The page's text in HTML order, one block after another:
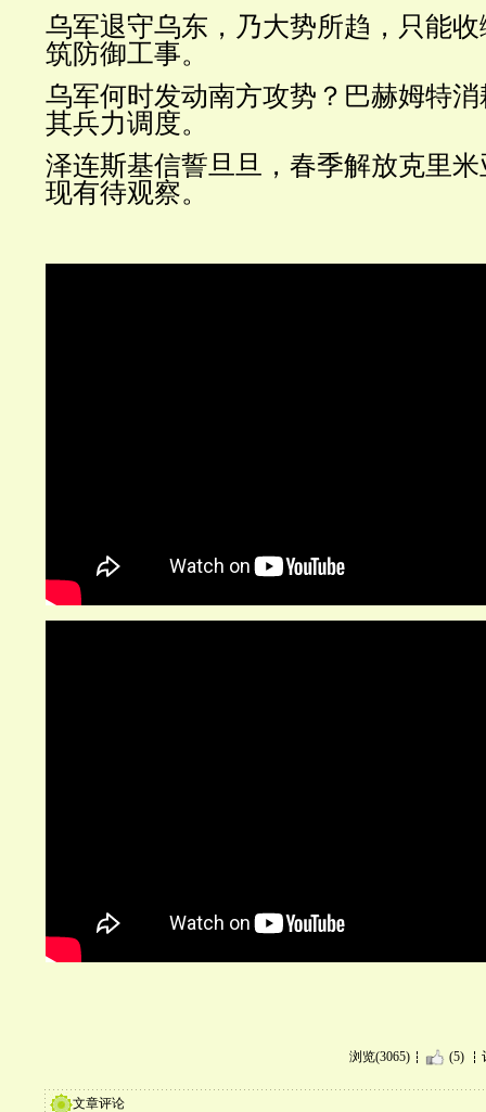
乌军退守乌东，乃大势所趋，只能
筑防御工事。
乌军何时发动南方攻势？巴赫姆特
其兵力调度。
泽连斯基信誓旦旦，春季解放克里
现有待观察。
浏览(3065) (5)
文章评论